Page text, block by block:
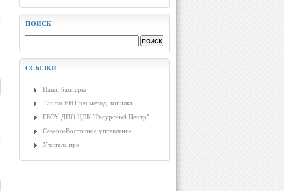
ПОИСК
ССЫЛКИ
Наши баннеры
Так-то-ЕНТ.net метод. копилка
ГБОУ ДПО ЦПК "Ресурсный Центр"
Северо-Восточное управление
Учитель про